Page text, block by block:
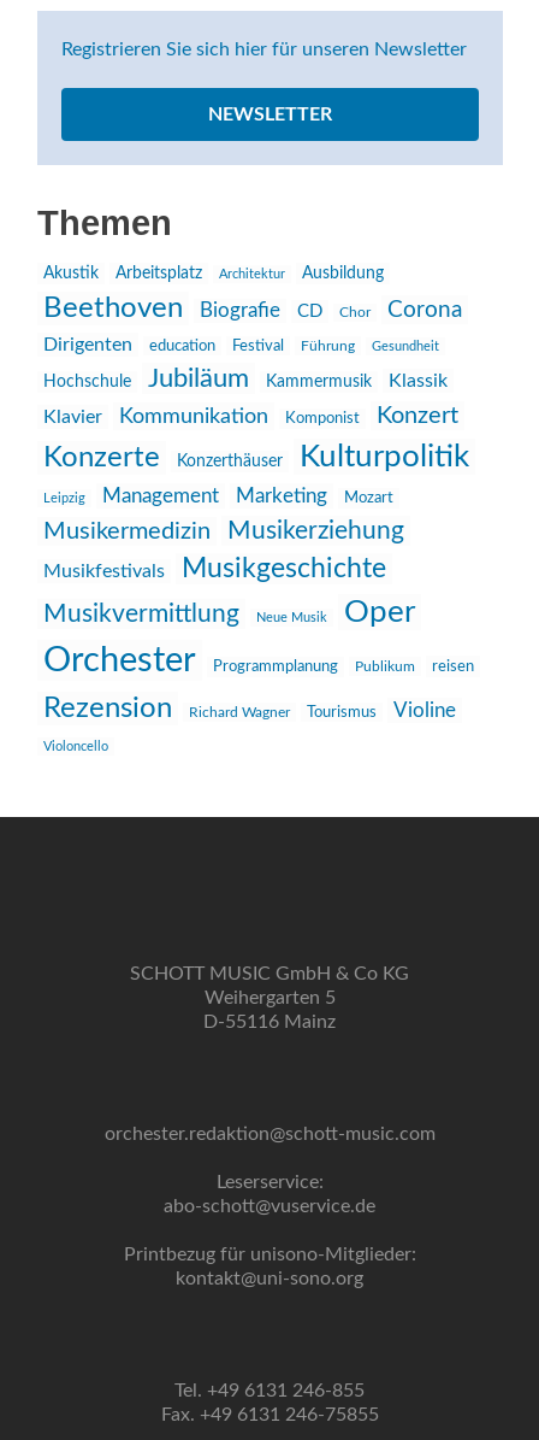
Registrieren Sie sich hier für unseren Newsletter
NEWSLETTER
Themen
Akustik Arbeitsplatz Architektur Ausbildung
Beethoven Biografie CD Chor Corona
Dirigenten education Festival Führung Gesundheit
Hochschule Jubiläum Kammermusik
Klassik
Klavier
Kommunikation Komponist Konzert
Konzerte Konzerthäuser Kulturpolitik
Leipzig Management Marketing Mozart
Musikermedizin Musikerziehung
Musikfestivals Musikgeschichte
Musikvermittlung Neue Musik Oper
Orchester Programmplanung Publikum reisen
Rezension Richard Wagner Tourismus Violine
Violoncello
SCHOTT MUSIC GmbH & Co KG
Weihergarten 5
D-55116 Mainz
orchester.redaktion@schott-music.com
Leserservice:
abo-schott@vuservice.de
Printbezug für unisono-Mitglieder:
kontakt@uni-sono.org
Tel. +49 6131 246-855
Fax. +49 6131 246-75855